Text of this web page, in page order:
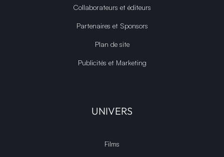
Collaborateurs et éditeurs
Partenaires et Sponsors
Plan de site
Publicités et Marketing
UNIVERS
Films